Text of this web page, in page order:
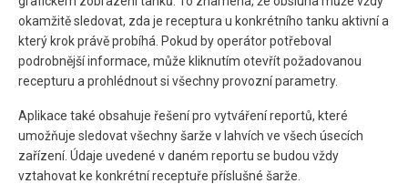
okamžitě sledovat, zda je receptura u konkrétního tanku aktivní a
který krok právě probíhá. Pokud by operátor potřeboval
podrobnější informace, může kliknutím otevřít požadovanou
recepturu a prohlédnout si všechny provozní parametry.
Aplikace také obsahuje řešení pro vytváření reportů, které
umožňuje sledovat všechny šarže v lahvích ve všech úsecích
zařízení. Údaje uvedené v daném reportu se budou vždy
vztahovat ke konkrétní receptuře příslušné šarže.